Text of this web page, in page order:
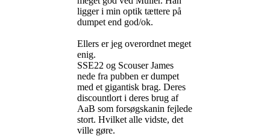
ligger i min optik tættere på
dumpet end god/ok.
Ellers er jeg overordnet meget
enig.
SSE22 og Scouser James
nede fra pubben er dumpet
med et gigantisk brag. Deres
discountlort i deres brug af
AaB som forsøgskanin fejlede
stort. Hvilket alle vidste, det
ville gøre.